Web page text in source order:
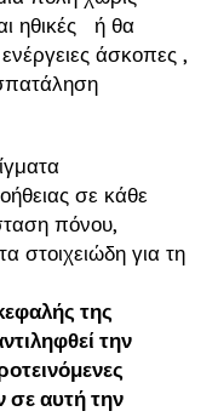
ηθικές ή θα
άσκοπες ,
σε κάθε
πόνου,
στοιχειώδη για τη
της
την
σε αυτή την